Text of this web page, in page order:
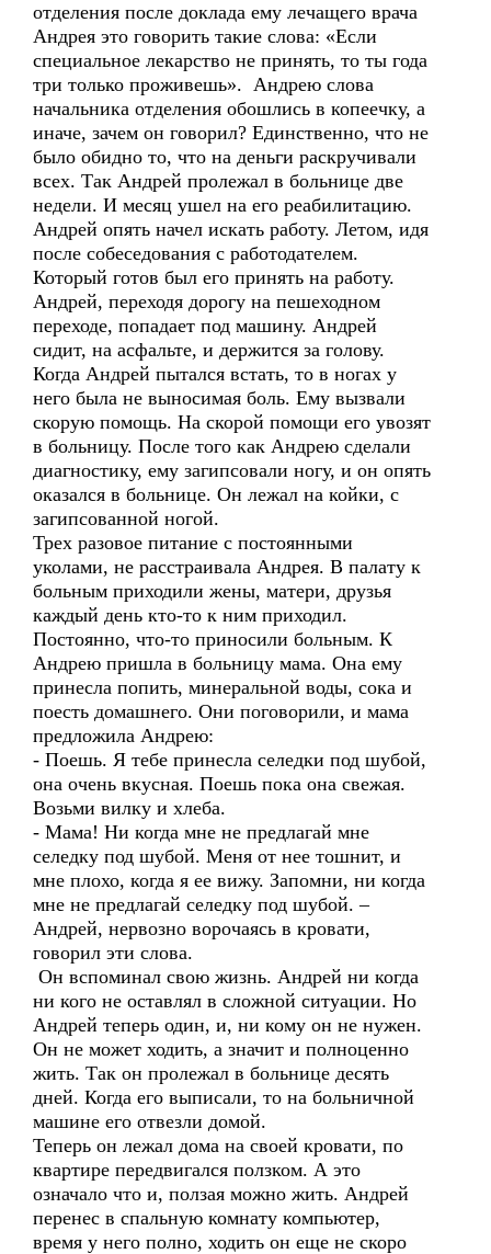
отделения после доклада ему лечащего врача
Андрея это говорить такие слова: «Если
специальное лекарство не принять, то ты года
три только проживешь». Андрею слова
начальника отделения обошлись в копеечку, а
иначе, зачем он говорил? Единственно, что не
было обидно то, что на деньги раскручивали
всех. Так Андрей пролежал в больнице две
недели. И месяц ушел на его реабилитацию.
Андрей опять начел искать работу. Летом, идя
после собеседования с работодателем.
Который готов был его принять на работу.
Андрей, переходя дорогу на пешеходном
переходе, попадает под машину. Андрей
сидит, на асфальте, и держится за голову.
Когда Андрей пытался встать, то в ногах у
него была не выносимая боль. Ему вызвали
скорую помощь. На скорой помощи его увозят
в больницу. После того как Андрею сделали
диагностику, ему загипсовали ногу, и он опять
оказался в больнице. Он лежал на койки, с
загипсованной ногой.
Трех разовое питание с постоянными
уколами, не расстраивала Андрея. В палату к
больным приходили жены, матери, друзья
каждый день кто-то к ним приходил.
Постоянно, что-то приносили больным. К
Андрею пришла в больницу мама. Она ему
принесла попить, минеральной воды, сока и
поесть домашнего. Они поговорили, и мама
предложила Андрею:
- Поешь. Я тебе принесла селедки под шубой,
она очень вкусная. Поешь пока она свежая.
Возьми вилку и хлеба.
- Мама! Ни когда мне не предлагай мне
селедку под шубой. Меня от нее тошнит, и
мне плохо, когда я ее вижу. Запомни, ни когда
мне не предлагай селедку под шубой. –
Андрей, нервозно ворочаясь в кровати,
говорил эти слова.
Он вспоминал свою жизнь. Андрей ни когда
ни кого не оставлял в сложной ситуации. Но
Андрей теперь один, и, ни кому он не нужен.
Он не может ходить, а значит и полноценно
жить. Так он пролежал в больнице десять
дней. Когда его выписали, то на больничной
машине его отвезли домой.
Теперь он лежал дома на своей кровати, по
квартире передвигался ползком. А это
означало что и, ползая можно жить. Андрей
перенес в спальную комнату компьютер,
время у него полно, ходить он еще не скоро